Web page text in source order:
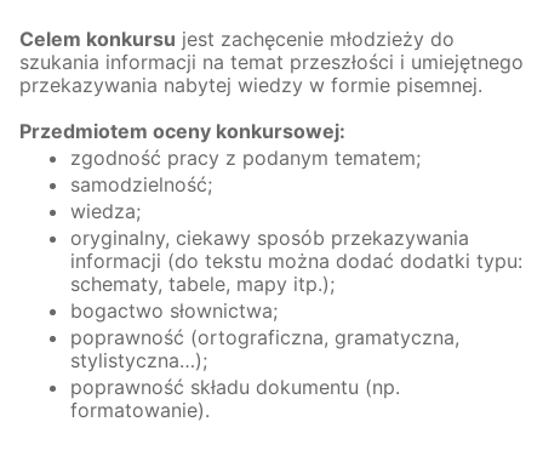
Celem konkursu jest zachęcenie młodzieży do
szukania informacji na temat przeszłości i umiejętnego
przekazywania nabytej wiedzy w formie pisemnej.
Przedmiotem oceny konkursowej:
zgodność pracy z podanym tematem;
samodzielność;
wiedza;
oryginalny, ciekawy sposób przekazywania
informacji (do tekstu można dodać dodatki typu:
schematy, tabele, mapy itp.);
bogactwo słownictwa;
poprawność (ortograficzna, gramatyczna,
stylistyczna…);
poprawność składu dokumentu (np.
formatowanie).